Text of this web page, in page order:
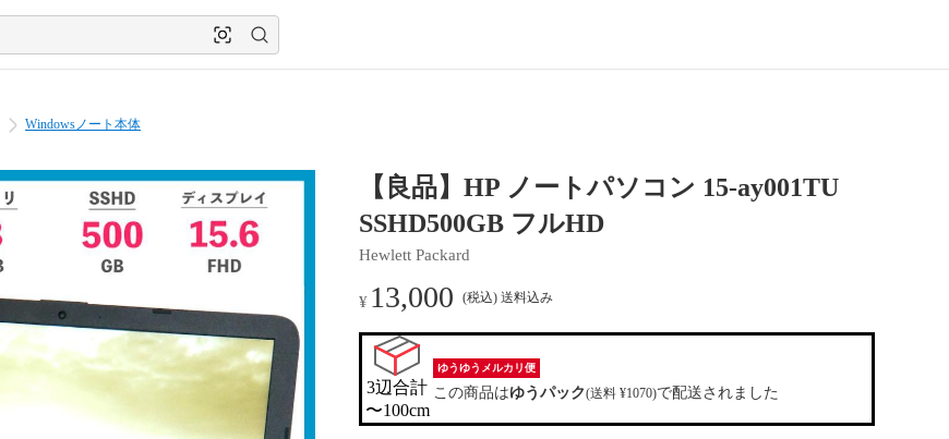
Windowsノート本体
【良品】HP ノートパソコン 15-ay001TU
SSHD500GB フルHD
Hewlett Packard
¥ 13,000 (税込) 送料込み
3辺合計
〜100cm
ゆうゆうメルカリ便
この商品はゆうパック(送料 ¥1070)で配送されました